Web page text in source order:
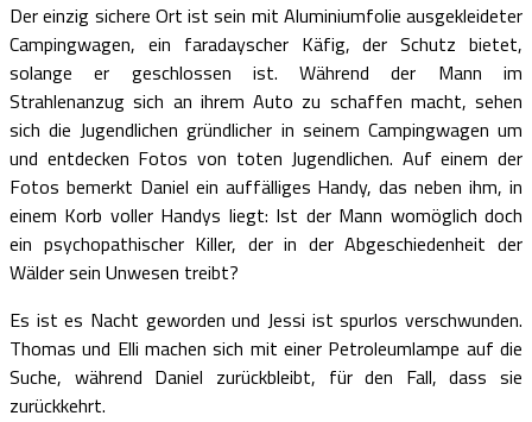
Der einzig sichere Ort ist sein mit Aluminiumfolie ausgekleideter
Campingwagen, ein faradayscher Käfig, der Schutz bietet,
solange er geschlossen ist. Während der Mann im
Strahlenanzug sich an ihrem Auto zu schaffen macht, sehen
sich die Jugendlichen gründlicher in seinem Campingwagen um
und entdecken Fotos von toten Jugendlichen. Auf einem der
Fotos bemerkt Daniel ein auffälliges Handy, das neben ihm, in
einem Korb voller Handys liegt: Ist der Mann womöglich doch
ein psychopathischer Killer, der in der Abgeschiedenheit der
Wälder sein Unwesen treibt?
Es ist es Nacht geworden und Jessi ist spurlos verschwunden.
Thomas und Elli machen sich mit einer Petroleumlampe auf die
Suche, während Daniel zurückbleibt, für den Fall, dass sie
zurückkehrt.